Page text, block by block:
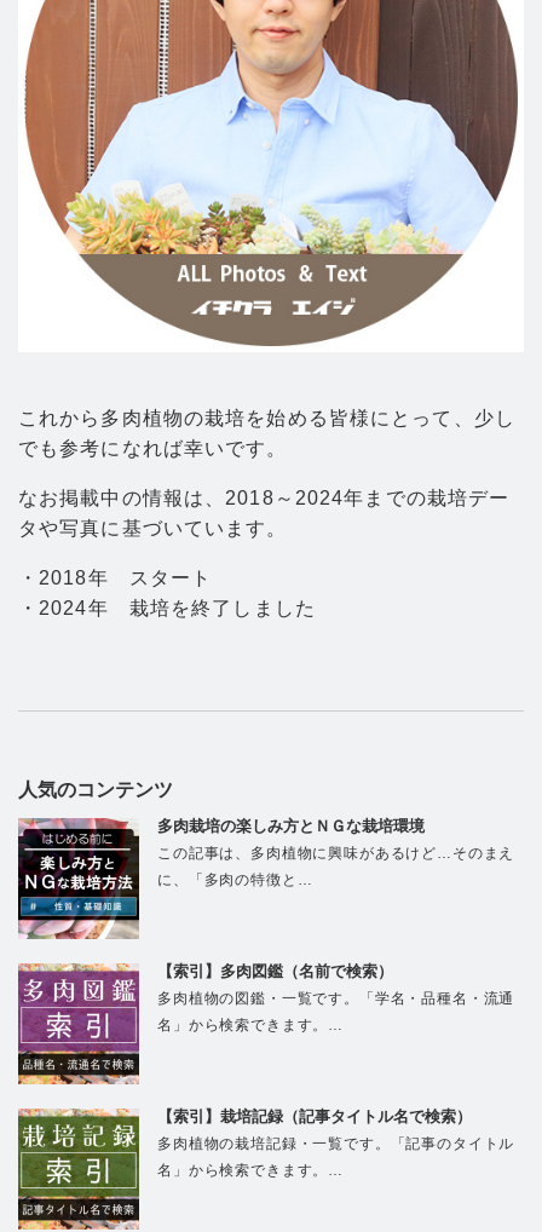
これから多肉植物の栽培を始める皆様にとって、少し
でも参考になれば幸いです。
なお掲載中の情報は、2018～2024年までの栽培デー
タや写真に基づいています。
・2018年 スタート
・2024年 栽培を終了しました
人気のコンテンツ
多肉栽培の楽しみ方とＮＧな栽培環境
この記事は、多肉植物に興味があるけど…そのまえ
に、「多肉の特徴と…
【索引】多肉図鑑（名前で検索）
多肉植物の図鑑・一覧です。「学名・品種名・流通
名」から検索できます。…
【索引】栽培記録（記事タイトル名で検索）
多肉植物の栽培記録・一覧です。「記事のタイトル
名」から検索できます。…